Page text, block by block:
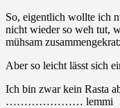
So, eigentlich wollte ich
nicht wieder so weh tut,
mühsam
Aber so leicht lässt sich
Ich bin zwar kein Rasta
………………… lemmi